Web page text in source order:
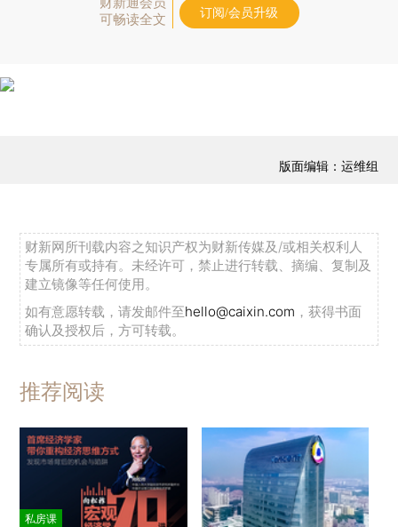
可畅读全文
订阅/会员升级
版面编辑：运维组
财新网所刊载内容之知识产权为财新传媒及/或相关权利人
专属所有或持有。未经许可，禁止进行转载、摘编、复制及
建立镜像等任何使用。
如有意愿转载，请发邮件至hello@caixin.com ，获得书面
确认及授权后，方可转载。
推荐阅读
私房课